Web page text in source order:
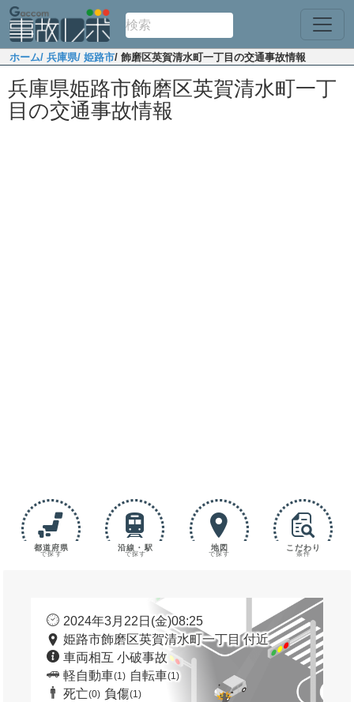
ホーム/ 兵庫県/ 姫路市/ 飾磨区英賀清水町一丁目の交通事故情報
兵庫県姫路市飾磨区英賀清水町一丁
目の交通事故情報
都道府県
で探す
沿線・駅
で探す
地図
で探す
こだわり
条件
2024年3月22日(金)08:25
姫路市飾磨区英賀清水町一丁目 付近
車両相互 小破事故
軽自動車(1) 自転車(1)
死亡(0) 負傷(1)